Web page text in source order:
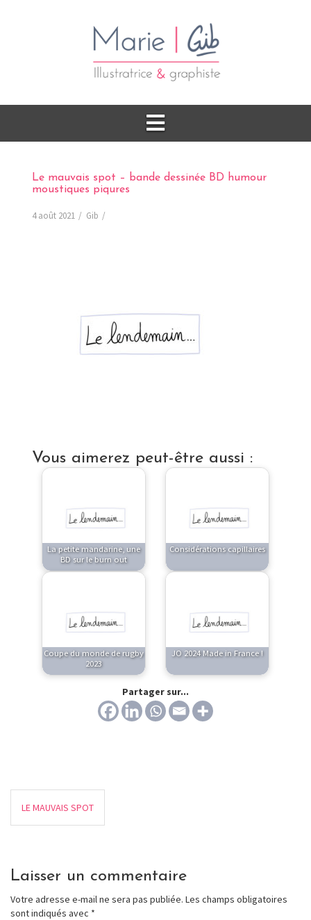
Le mauvais spot – bande dessinée BD humour
moustiques piqures
4 août 2021 Gib
Vous aimerez peut-être aussi :
La petite mandarine, une
BD sur le burn out
Considérations capillaires
Coupe du monde de rugby
2023
JO 2024 Made in France !
Partager sur...
LE MAUVAIS SPOT
Laisser un commentaire
Votre adresse e-mail ne sera pas publiée. Les champs obligatoires
sont indiqués avec *